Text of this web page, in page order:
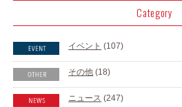
Category
イベント (107)
その他 (18)
ニュース (247)